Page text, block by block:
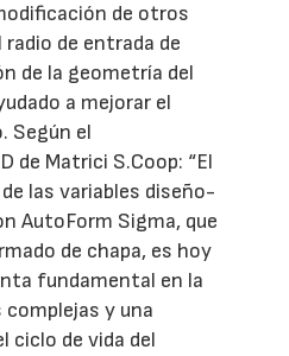
de otros
de entrada de
de la geometría del
a mejorar el
Según el
de Matrici S.Coop: “El
las variables diseño-
AutoForm Sigma, que
de chapa, es hoy
fundamental en la
complejas y una
ciclo de vida del